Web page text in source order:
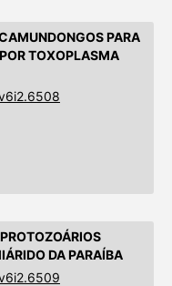
PARA
TOXOPLASMA
DA PARAÍBA